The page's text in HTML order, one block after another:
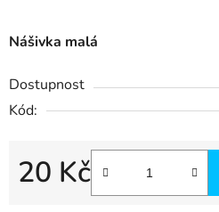
Nášivka malá
Dostupnost
Kód:
20 Kč
Měrná cena: